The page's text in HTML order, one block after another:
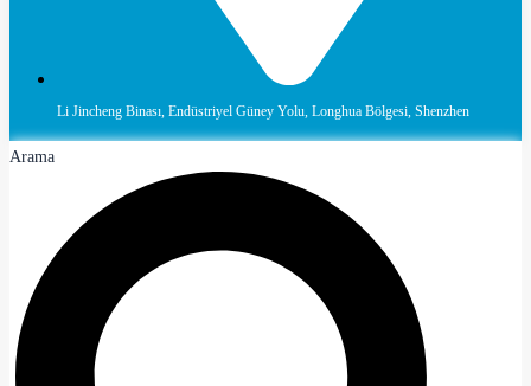
Li Jincheng Binası, Endüstriyel Güney Yolu, Longhua Bölgesi, Shenzhen
Arama